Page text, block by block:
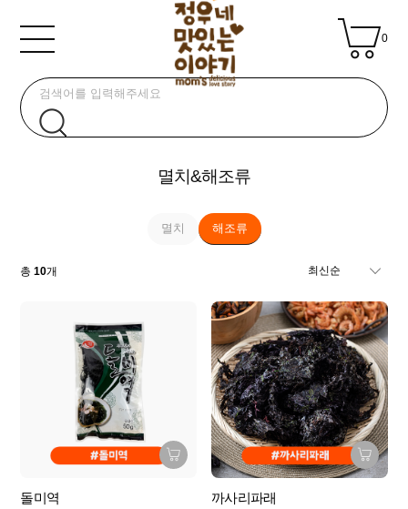
0
멸치&해조류
멸치 해조류
총10개
돌미역 까사리파래